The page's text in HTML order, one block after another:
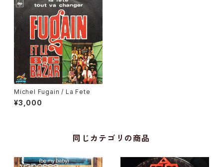
Michel Fugain / La Fete
¥3,000
同じカテゴリの商品